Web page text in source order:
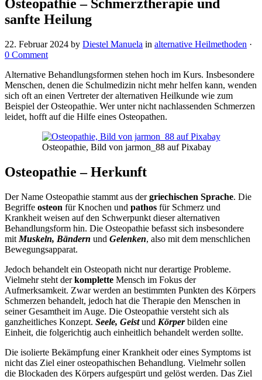
Osteopathie – Schmerztherapie und
sanfte Heilung
22. Februar 2024 by Diestel Manuela in alternative Heilmethoden ·
0 Comment
Alternative Behandlungsformen stehen hoch im Kurs. Insbesondere
Menschen, denen die Schulmedizin nicht mehr helfen kann, wenden
sich oft an einen Vertreter der alternativen Heilkunde wie zum
Beispiel der Osteopathie. Wer unter nicht nachlassenden Schmerzen
leidet, hofft auf die Hilfe eines Osteopathen.
Osteopathie, Bild von jarmon_88 auf Pixabay
Osteopathie – Herkunft
Der Name Osteopathie stammt aus dergriechischen Sprache. Die
Begriffe osteon für Knochen und pathos für Schmerz und
Krankheit weisen auf den Schwerpunkt dieser alternativen
Behandlungsform hin. Die Osteopathie befasst sich insbesondere
mit Muskeln, Bändern und Gelenken, also mit dem menschlichen
Bewegungsapparat.
Jedoch behandelt ein Osteopath nicht nur derartige Probleme.
Vielmehr steht derkomplette Mensch im Fokus der
Aufmerksamkeit. Zwar werden an bestimmten Punkten des Körpers
Schmerzen behandelt, jedoch hat die Therapie den Menschen in
seiner Gesamtheit im Auge. Die Osteopathie versteht sich als
ganzheitliches Konzept. Seele, Geistund Körperbilden eine
Einheit, die folgerichtig auch einheitlich behandelt werden sollte.
Die isolierte Bekämpfung einer Krankheit oder eines Symptoms ist
nicht das Ziel einer osteopathischen Behandlung. Vielmehr sollen
die Blockaden des Körpers aufgespürt und gelöst werden. Das Ziel